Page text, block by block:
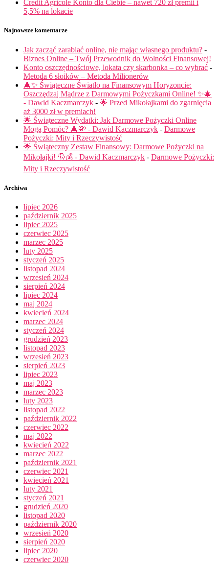
Credit Agricole Konto dla Ciebie – nawet 720 zł premii i
5,5% na lokacie
Najnowsze komentarze
Jak zacząć zarabiać online, nie mając własnego produktu? -
Biznes Online – Twój Przewodnik do Wolności Finansowej!
Konto oszczędnościowe, lokata czy skarbonka – co wybrać -
Metoda 6 słoików – Metoda Milionerów
🎄✨ Świąteczne Światło na Finansowym Horyzoncie:
Oszczędzaj Mądrze z Darmowymi Pożyczkami Online! ✨🎄
- Dawid Kaczmarczyk - 🌟 Przed Mikołajkami do zgarnięcia
aż 3000 zł w premiach!
🌟 Świąteczne Wydatki: Jak Darmowe Pożyczki Online
Mogą Pomóc? 🎄💸 - Dawid Kaczmarczyk - Darmowe
Pożyczki: Mity i Rzeczywistość
🌟 Świąteczny Zestaw Finansowy: Darmowe Pożyczki na
Mikołajki! 🎅💰 - Dawid Kaczmarczyk - Darmowe Pożyczki:
Mity i Rzeczywistość
Archiwa
lipiec 2026
październik 2025
lipiec 2025
czerwiec 2025
marzec 2025
luty 2025
styczeń 2025
listopad 2024
wrzesień 2024
sierpień 2024
lipiec 2024
maj 2024
kwiecień 2024
marzec 2024
styczeń 2024
grudzień 2023
listopad 2023
wrzesień 2023
sierpień 2023
lipiec 2023
maj 2023
marzec 2023
luty 2023
listopad 2022
październik 2022
czerwiec 2022
maj 2022
kwiecień 2022
marzec 2022
październik 2021
czerwiec 2021
kwiecień 2021
luty 2021
styczeń 2021
grudzień 2020
listopad 2020
październik 2020
wrzesień 2020
sierpień 2020
lipiec 2020
czerwiec 2020